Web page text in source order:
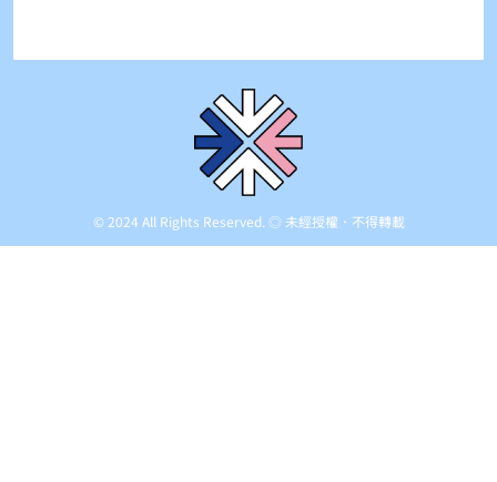
© 2024 All Rights Reserved. ◎ 未經授權．不得轉載